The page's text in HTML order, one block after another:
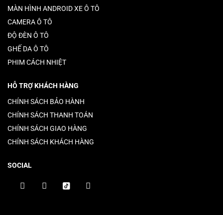
MÀN HÌNH ANDROID XE Ô TÔ
CAMERA Ô TÔ
ĐỘ ĐÈN Ô TÔ
GHẾ DA Ô TÔ
PHIM CÁCH NHIỆT
HỖ TRỢ KHÁCH HÀNG
CHÍNH SÁCH BẢO HÀNH
CHÍNH SÁCH THANH TOÁN
CHÍNH SÁCH GIAO HÀNG
CHÍNH SÁCH KHÁCH HÀNG
SOCIAL